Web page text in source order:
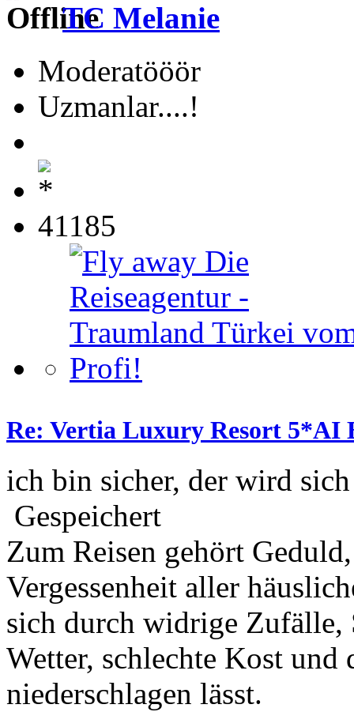
TC Melanie
Moderatööör
Uzmanlar....!
41185
Re: Vertia Luxury Resort 5*AI
ich bin sicher, der wird
Gespeichert
Zum Reisen gehört
Vergessenheit aller
sich durch widrige Zufälle,
Wetter, schlechte Kost und
niederschlagen lässt.